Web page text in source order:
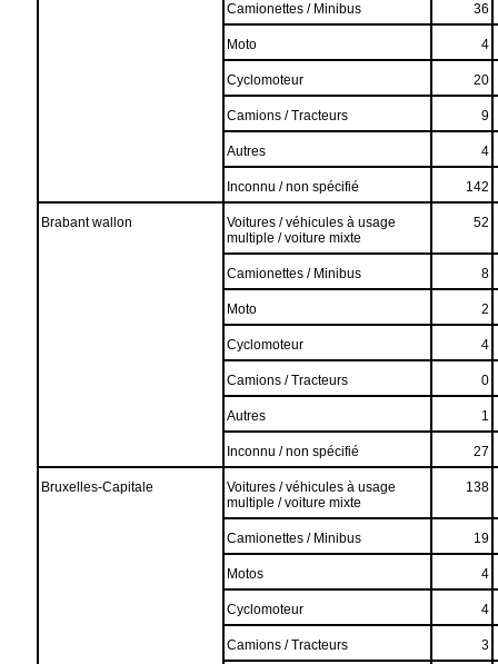
Camionettes / Minibus 36
Moto 4
Cyclomoteur 20
Camions / Tracteurs 9
Autres 4
Inconnu / non spécifié 142
Brabant wallon
Voitures / véhicules à usage
multiple / voiture mixte
52
Camionettes / Minibus 8
Moto 2
Cyclomoteur 4
Camions / Tracteurs 0
Autres 1
Inconnu / non spécifié 27
Bruxelles-Capitale
Voitures / véhicules à usage
multiple / voiture mixte
138
Camionettes / Minibus 19
Motos 4
Cyclomoteur 4
Camions / Tracteurs 3